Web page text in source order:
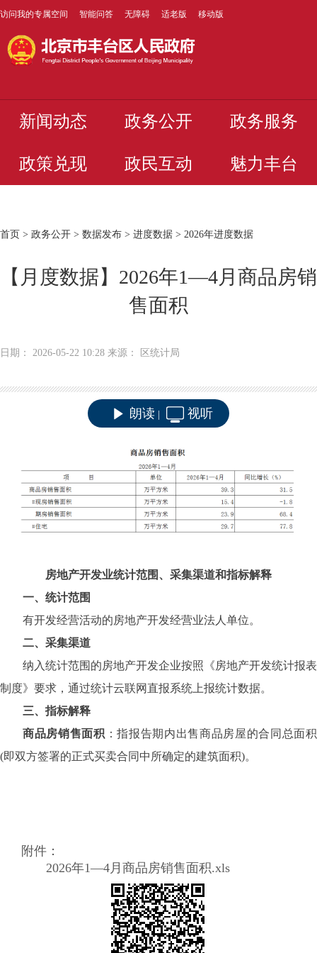
访问我的专属空间 智能问答 无障碍 适老版 移动版
新闻动态 政务公开 政务服务
政策兑现 政民互动 魅力丰台
首页 > 政务公开 > 数据发布 > 进度数据 > 2026年进度数据
【月度数据】2026年1—4月商品房销
售面积
日期： 2026-05-22 10:28 来源： 区统计局
朗读 视听
房地产开发业统计范围、采集渠道和指标解释
一、统计范围
有开发经营活动的房地产开发经营业法人单位。
二、采集渠道
纳入统计范围的房地产开发企业按照《房地产开发统计报表
制度》要求，通过统计云联网直报系统上报统计数据。
三、指标解释
商品房销售面积 ：指报告期内出售商品房屋的合同总面积
(即双方签署的正式买卖合同中所确定的建筑面积)。
附件：
2026年1—4月商品房销售面积.xls